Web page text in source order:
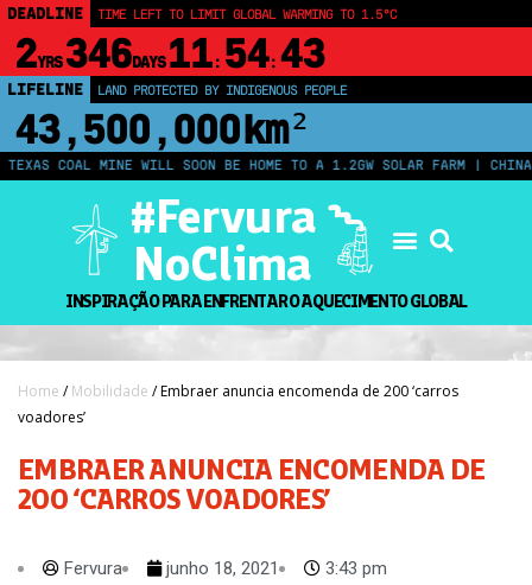
DEADLINE TIME LEFT TO LIMIT GLOBAL WARMING TO 1.5°C
2YRS346DAYS 11: 54: 42
LIFELINE LAND PROTECTED BY INDIGENOUS PEOPLE
43,500,000km²
COAL MINE WILL SOON BE HOME TO A 1.2GW SOLAR FARM | CHINA
#Fervura
NoClima
INSPIRAÇÃO PARA ENFRENTAR O AQUECIMENTO GLOBAL
Home /Mobilidade / Embraer anuncia encomenda de 200 ‘carros
voadores’
EMBRAER ANUNCIA ENCOMENDA DE
200 ‘CARROS VOADORES’
Fervura junho 18, 2021 3:43 pm